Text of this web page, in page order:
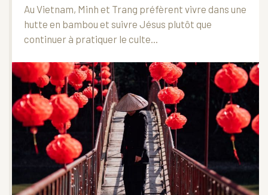
Au Vietnam, Minh et Trang préfèrent vivre dans une
hutte en bambou et suivre Jésus plutôt que
continuer à pratiquer le culte...